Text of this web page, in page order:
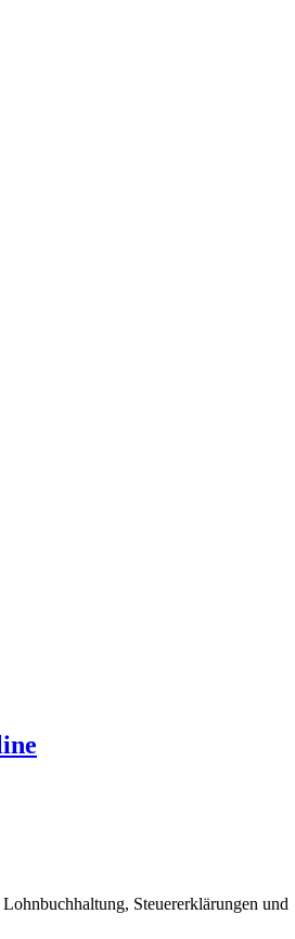
Steuererklärungen und